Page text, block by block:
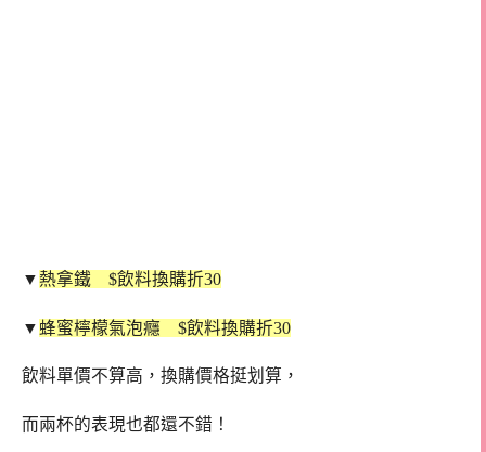
▼熱拿鐵 $飲料換購折30
▼ 蜂蜜檸檬氣泡癮 $飲料換購折30
飲料單價不算高，換購價格挺划算，
而兩杯的表現也都還不錯！